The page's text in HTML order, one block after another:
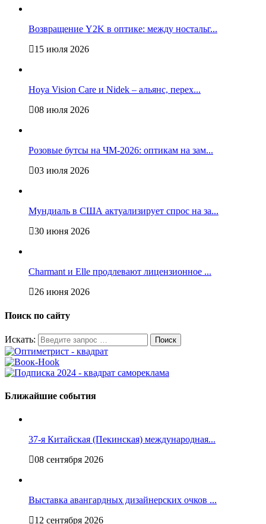
Возвращение Y2K в оптике: между ностальг...
15 июля 2026
Hoya Vision Care и Nidek – альянс, перех...
08 июля 2026
Розовые бутсы на ЧМ-2026: оптикам на зам...
03 июля 2026
Мундиаль в США актуализирует спрос на за...
30 июня 2026
Charmant и Elle продлевают лицензионное ...
26 июня 2026
Поиск по сайту
Искать:
Ближайшие события
37-я Китайская (Пекинская) международная...
08 сентября 2026
Выставка авангардных дизайнерских очков ...
12 сентября 2026